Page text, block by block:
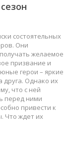
состоятельных
Они
желаемое
призвание и
герои – яркие
друга. Однако их
что с ней
перед ними
привести к
Что ждет их